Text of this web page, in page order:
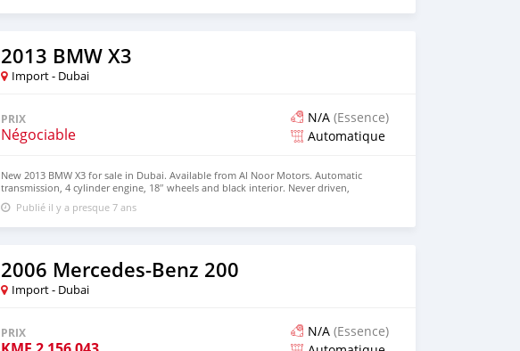
2013 BMW X3
Import - Dubai
PRIX
Négociable
N/A (Essence)
Automatique
New 2013 BMW X3 for sale in Dubai. Available from Al Noor Motors. Automatic
transmission, 4 cylinder engine, 18″ wheels and black interior. Never driven,
Imported specs.
Publié il y a presque 7 ans
2006 Mercedes-Benz 200
Import - Dubai
PRIX N/A (Essence)